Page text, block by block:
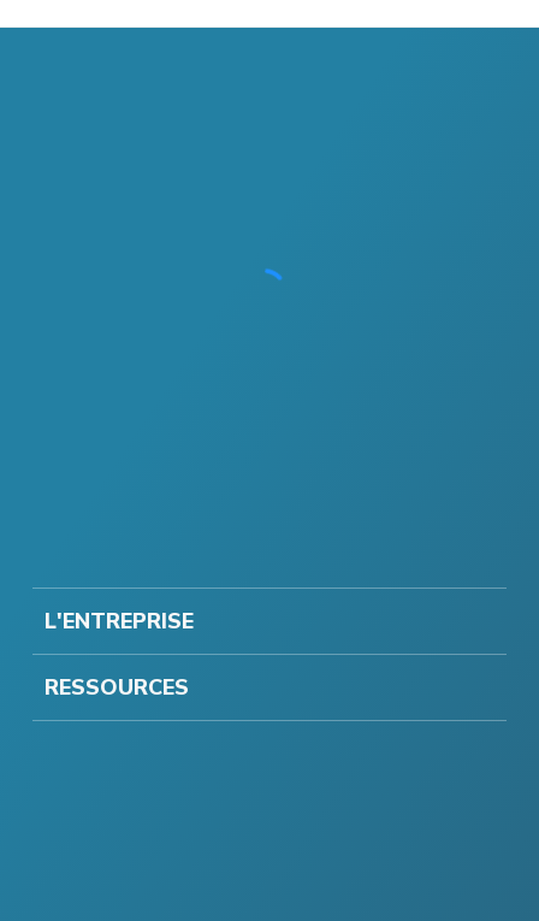
L'ENTREPRISE
RESSOURCES